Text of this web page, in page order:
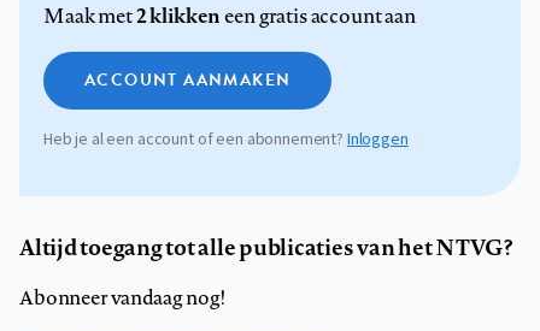
Maak met2 klikkeneen gratis account aan
ACCOUNT AANMAKEN
Heb je al een account of een abonnement?Inloggen
Altijd toegang tot alle publicaties van het NTVG?
Abonneer vandaag nog!